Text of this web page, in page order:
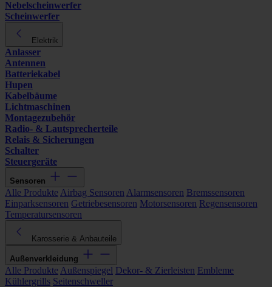
Nebelscheinwerfer
Scheinwerfer
Elektrik
Anlasser
Antennen
Batteriekabel
Hupen
Kabelbäume
Lichtmaschinen
Montagezubehör
Radio- & Lautsprecherteile
Relais & Sicherungen
Schalter
Steuergeräte
Sensoren
Alle Produkte Airbag Sensoren Alarmsensoren Bremssensoren
Einparksensoren Getriebesensoren Motorsensoren Regensensoren
Temperatursensoren
Karosserie & Anbauteile
Außenverkleidung
Alle Produkte Außenspiegel Dekor- & Zierleisten Embleme
Kühlergrills Seitenschweller